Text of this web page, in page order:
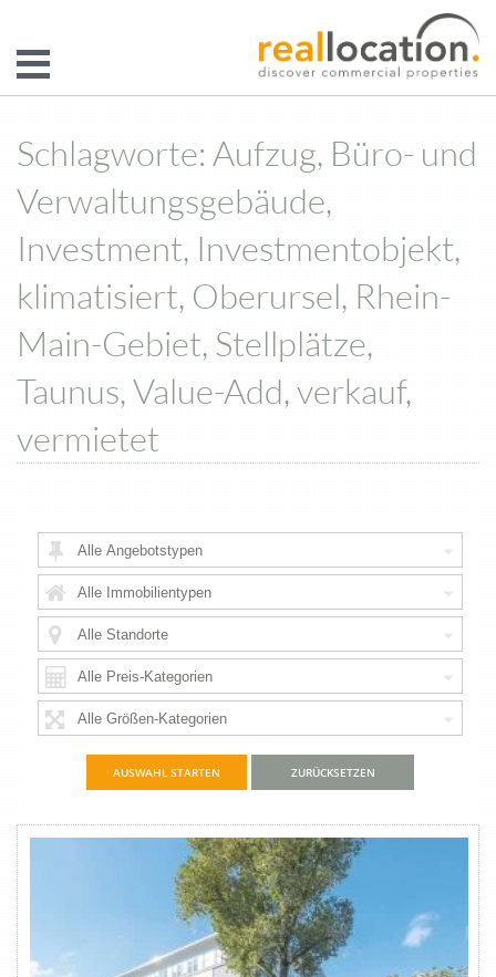
Schlagworte: Aufzug, Büro- und
Verwaltungsgebäude,
Investment, Investmentobjekt,
klimatisiert, Oberursel, Rhein-
Main-Gebiet, Stellplätze,
Taunus, Value-Add, verkauf,
vermietet
ZURÜCKSETZEN